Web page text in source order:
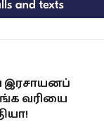
இரசாயனப்
வரியை